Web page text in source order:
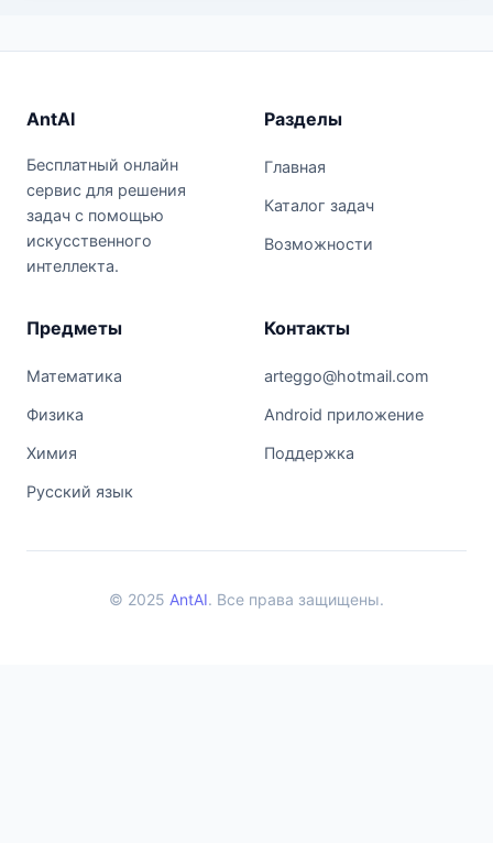
AntAI
Бесплатный онлайн
сервис для решения
задач с помощью
искусственного
интеллекта.
Разделы
Главная
Каталог задач
Возможности
Предметы
Математика
Физика
Химия
Русский язык
Контакты
arteggo@hotmail.com
Android приложение
Поддержка
© 2025 AntAI. Все права защищены.